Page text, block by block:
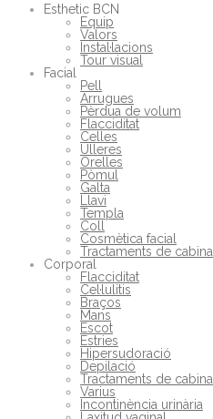
Esthetic BCN
Equip
Valors
Instal·lacions
Tour visual
Facial
Pell
Arrugues
Pèrdua de volum
Flacciditat
Celles
Ulleres
Orelles
Pòmul
Galta
Llavi
Templa
Coll
Cosmètica facial
Tractaments de cabina
Corporal
Flacciditat
Cel·lulitis
Braços
Mans
Escot
Estries
Hipersudoració
Depilació
Tractaments de cabina
Varius
Incontinència urinària